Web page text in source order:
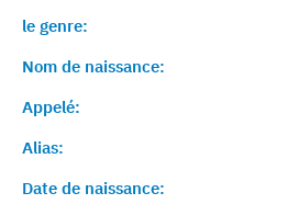
le genre:
Nom de naissance:
Appelé:
Alias:
Date de naissance: